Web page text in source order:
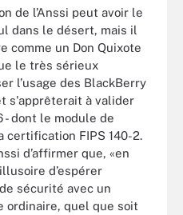
de l’Anssi peut avoir le
dans le désert, mais il
comme un Don Quixote
le très sérieux
l’usage des BlackBerry
s'apprêterait à valider
- dont le module de
FIPS 140-2.
d’affirmer que, «en
d’espérer
sécurité avec un
ordinaire, quel que soit